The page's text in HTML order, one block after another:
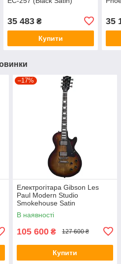
35 483₴
Купити
35
–17%
Електрогітара Gibson Les
Paul Modern Studio
Smokehouse Satin
В наявності
105 600 ₴ 127 600 ₴
Купити